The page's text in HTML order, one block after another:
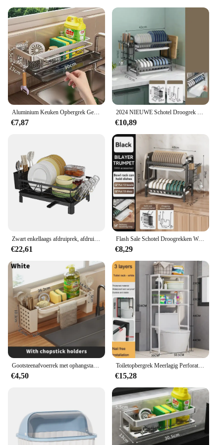
Aluminium Keuken Opbergrek Geen-boor Gootsteen Afvoer Rack Zelflozende Gootsteen Plank Spons Houder Vaatdoek Handdoekenrek filter Mand
€7,87
2024 NIEUWE Schotel Droogrek 2-Tier Compact Keuken Afdruiprek Afdruipplank Set Grote Roestbestendige Afdruiprek met Gebruiksvoorwerp houder
€10,89
Zwart enkellaags afdruiprek, afdruiprek, afdruiprek, stalen plaat en komorganizer, 50 x 25 x 20 cm
€22,61
Flash Sale Schotel Droogrekken Wandmontage Multifunctionele Magazijnstellingen Afdruipplank Set Grote Roestbestendige Afdruiprek Met Utensi
€8,29
€4,50
Toiletopbergrek Meerlagig Perforatievrij Wasmachine Plank Keukenrek Staand Sparen Badkameraccessoires
€15,28